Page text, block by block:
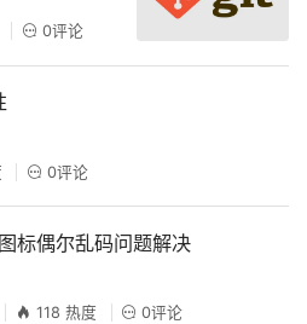
0评论
0评论
标偶尔乱码问题解决
118 热度 0评论